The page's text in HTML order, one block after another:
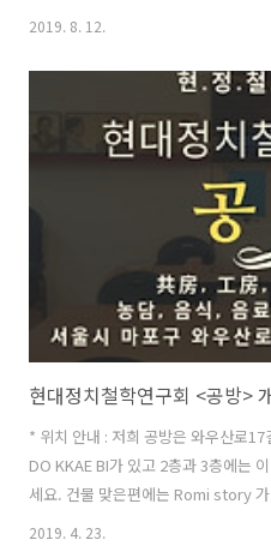
유, 2019, 시민과 세계34 홍철기 / 포
인가?, 2019, 시민과 세계34 김주호 /
주의의 응답성 결여 : 2010년대 독일
만권 편집위원장의 사회와 더불어 정
중한 논평을 곁들여 주십니다. 일시:
대 2층 아름드리홀 문의: 참여사회연
2019. 8. 12.
현대정치철학연구회 <공방>
* 위치 안내 : 저희 공방은 와우산로
DO KKAE BI가 있고 2층과 3층에는
세요. 건물 맞은편에는 Romi story
클럽이 있습니다.
2019. 4. 23.